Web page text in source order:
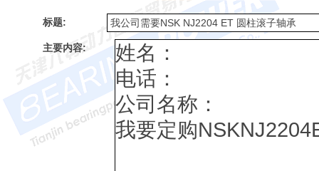
标题:
主要内容: